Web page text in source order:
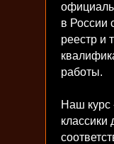
в России
реестр и
работы.
Наш курс
классики